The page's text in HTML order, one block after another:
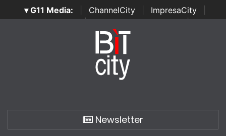
▾ G11 Media: ChannelCity ImpresaCity
SecurityOpenLab | Italian Channel Awards | Italian
Italian Security Awards
Newsletter